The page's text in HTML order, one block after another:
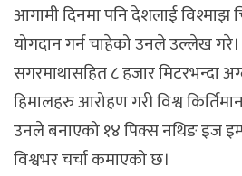
आगामी दिनमा पनि देशलाई
योगदान गर्न चाहेको उनले उल्लेख गरे।
सगरमाथासहित ८ हजार मिटरभन्दा
हिमालहरु आरोहण गरी विश्व
उनले बनाएको १४ पिक्स नथिङ इज
विश्वभर चर्चा कमाएको छ।